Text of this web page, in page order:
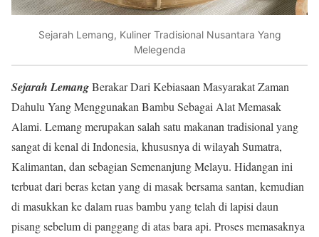
Sejarah Lemang, Kuliner Tradisional Nusantara Yang
Melegenda
Sejarah LemangBerakar Dari Kebiasaan Masyarakat Zaman
Dahulu Yang Menggunakan Bambu Sebagai Alat Memasak
Alami. Lemang merupakan salah satu makanan tradisional yang
sangat di kenal di Indonesia, khususnya di wilayah Sumatra,
Kalimantan, dan sebagian Semenanjung Melayu. Hidangan ini
terbuat dari beras ketan yang di masak bersama santan, kemudian
di masukkan ke dalam ruas bambu yang telah di lapisi daun
pisang sebelum di panggang di atas bara api. Proses memasaknya